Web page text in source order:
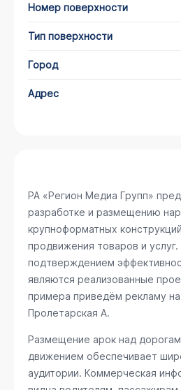
Номер поверхности
Тип поверхности
Город
Адрес
РА «Регион Медиа Групп»
разработке и размещению
крупноформатных
продвижения товаров и
подтверждением
являются реализованные
примера приведём рекламу на
Пролетарская А.
Размещение арок над
движением обеспечивает
аудитории. Коммерческая